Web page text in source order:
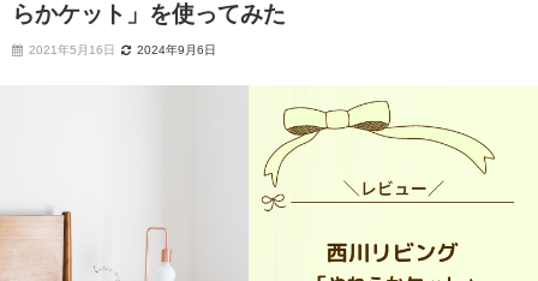
らかケット」を使ってみた
2021年5月16日 2024年9月6日